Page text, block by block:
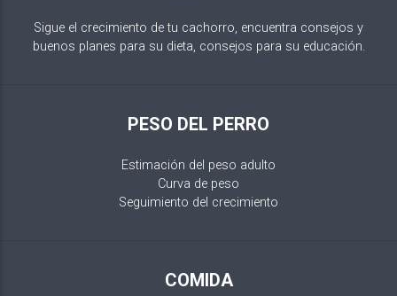
Sigue el crecimiento de tu cachorro, encuentra consejos y
buenos planes para su dieta, consejos para su educación.
PESO DEL PERRO
Estimación del peso adulto
Curva de peso
Seguimiento del crecimiento
COMIDA